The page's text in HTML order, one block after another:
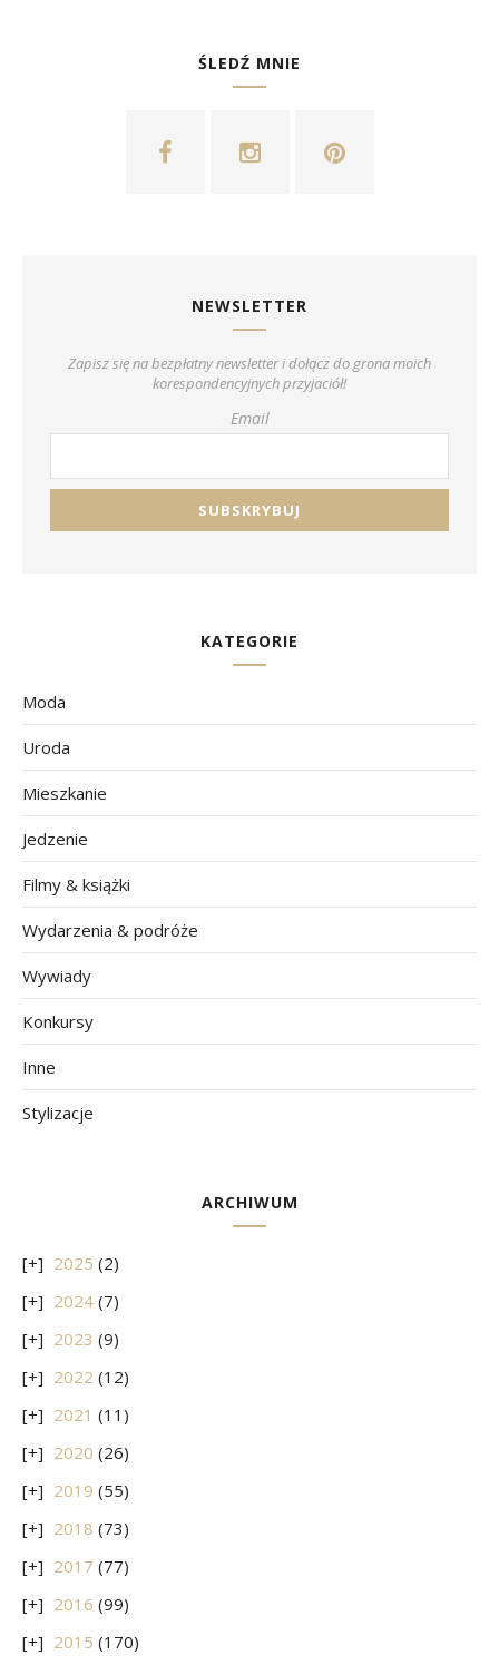
ŚLEDŹ MNIE
NEWSLETTER
Zapisz się na bezpłatny newsletter i dołącz do grona moich
korespondencyjnych przyjaciół!
Email
KATEGORIE
Moda
Uroda
Mieszkanie
Jedzenie
Filmy & książki
Wydarzenia & podróże
Wywiady
Konkursy
Inne
Stylizacje
ARCHIWUM
2025 (2)
2024 (7)
2023 (9)
2022 (12)
2021 (11)
2020 (26)
2019 (55)
2018 (73)
2017 (77)
2016 (99)
2015 (170)